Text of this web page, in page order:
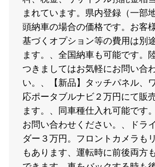
まれています。県内登録（一部
頭納車の場合の価格です。お客
基づくオプション等の費用は別
ます。、全国納車も可能です。
つきましてはお気軽にお問い合
い。、【新品】タッチパネル、
応ポータブルナビ２万円にて販
ます。、同車種仕入れ可能です
お問い合わせください。、ドラ
ダー３万円。フロントカメラも
もあります、運転時に前後両方